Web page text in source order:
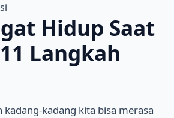
Hidup Saat
Langkah
kadang kita bisa merasa